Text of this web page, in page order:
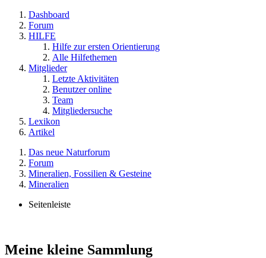
Dashboard
Forum
HILFE
Hilfe zur ersten Orientierung
Alle Hilfethemen
Mitglieder
Letzte Aktivitäten
Benutzer online
Team
Mitgliedersuche
Lexikon
Artikel
Das neue Naturforum
Forum
Mineralien, Fossilien & Gesteine
Mineralien
Seitenleiste
Meine kleine Sammlung